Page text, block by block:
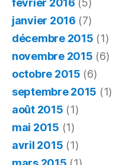
février 2016 (5)
janvier 2016 (7)
décembre 2015 (1)
novembre 2015 (6)
octobre 2015 (6)
septembre 2015 (1)
août 2015 (1)
mai 2015 (1)
avril 2015 (1)